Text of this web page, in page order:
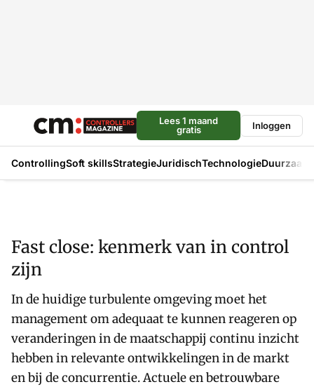
Lees 1 maand
gratis
Inloggen
ControllingSoft skillsStrategieJuridischTechnologie
Fast close: kenmerk van in control
zijn
In de huidige turbulente omgeving moet het
management om adequaat te kunnen reageren op
veranderingen in de maatschappij continu inzicht
hebben in relevante ontwikkelingen in de markt
en bij de concurrentie. Actuele en betrouwbare